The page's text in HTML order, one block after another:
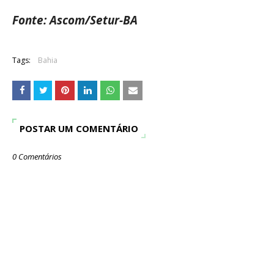
Fonte: Ascom/Setur-BA
Tags: Bahia
POSTAR UM COMENTÁRIO
0 Comentários